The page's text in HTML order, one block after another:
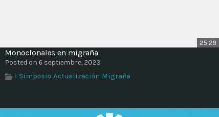
25:29
Monoclonales en migraña
Posted on 6 septiembre, 2023
I Simposio Actualización Migraña